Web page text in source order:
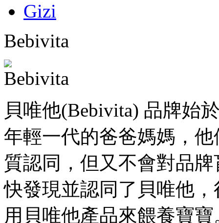
Gizi
Bebivita
貝唯他(Bebivita) 品牌始
年輕一代的爸爸媽媽，
質認同，但又不會對品
快發現並認同了貝唯他
用貝唯他產品來餵養寶